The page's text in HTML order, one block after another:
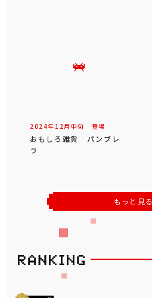
2024年 12 月 中旬 登場
おもしろ雑貨 パンブレ
ラ
もっと見る